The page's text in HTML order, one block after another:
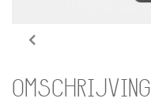
OMSCHRIJVING